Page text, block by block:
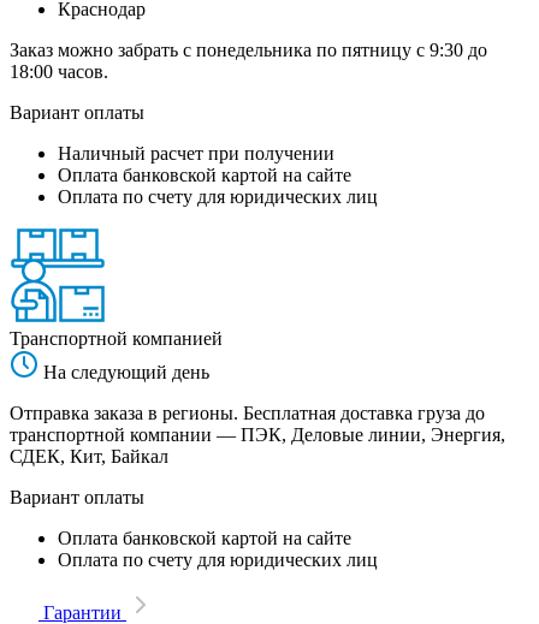
Краснодар
Заказ можно забрать с понедельника по пятницу с 9:30 до
18:00 часов.
Вариант оплаты
Наличный расчет при получении
Оплата банковской картой на сайте
Оплата по счету для юридических лиц
Транспортной компанией
На следующий день
Отправка заказа в регионы. Бесплатная доставка груза до
транспортной компании — ПЭК, Деловые линии, Энергия,
СДЕК, Кит, Байкал
Вариант оплаты
Оплата банковской картой на сайте
Оплата по счету для юридических лиц
Гарантии